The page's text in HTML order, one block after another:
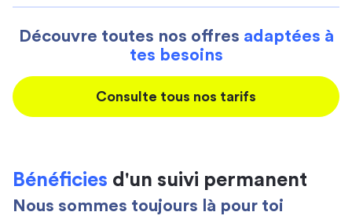
Découvre toutes nos offres adaptées à
tes besoins
Consulte tous nos tarifs
Bénéficies d'un suivi permanent
Nous sommes toujours là pour toi